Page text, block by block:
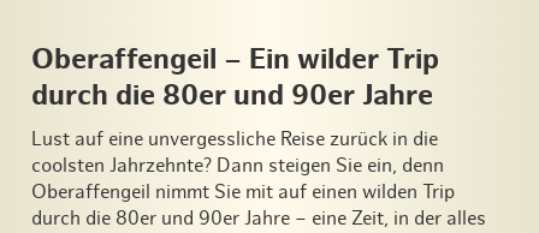
Oberaffengeil – Ein wilder Trip
durch die 80er und 90er Jahre
Lust auf eine unvergessliche Reise zurück in die
coolsten Jahrzehnte? Dann steigen Sie ein, denn
Oberaffengeil nimmt Sie mit auf einen wilden Trip
durch die 80er und 90er Jahre – eine Zeit, in der alles